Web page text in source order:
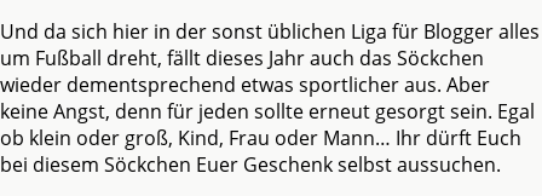
Und da sich hier in der sonst üblichen Liga für Blogger alles
um Fußball dreht, fällt dieses Jahr auch das Söckchen
wieder dementsprechend etwas sportlicher aus. Aber
keine Angst, denn für jeden sollte erneut gesorgt sein. Egal
ob klein oder groß, Kind, Frau oder Mann… Ihr dürft Euch
bei diesem Söckchen Euer Geschenk selbst aussuchen.